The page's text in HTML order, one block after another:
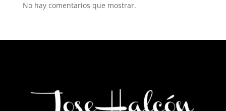
No hay comentarios que mostrar.